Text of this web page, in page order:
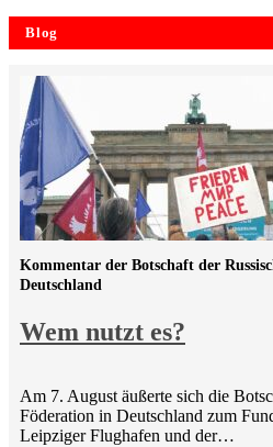
Blog
Wem nutzt es?
Kommentar der Botschaft der
Deutschland
Am 7. August äußerte sich die
Föderation in Deutschland zum
Leipziger Flughafen und der…